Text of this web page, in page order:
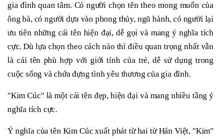
gia đình quan tâm. Có người chọn tên theo mong muốn của
ông bà, có người dựa vào phong thủy, ngũ hành, có người lại
ưu tiên những cái tên hiện đại, dễ gọi và mang ý nghĩa tích
cực. Dù lựa chọn theo cách nào thì điều quan trọng nhất vẫn
là cái tên phù hợp với giới tính của trẻ, dễ sử dụng trong
cuộc sống và chứa đựng tình yêu thương của gia đình.
"Kim Cúc" là một cái tên đẹp, hiện đại và mang nhiều tầng ý
nghĩa tích cực.
Ý nghĩa của tên Kim Cúc xuất phát từ hai từ Hán Việt, "Kim"